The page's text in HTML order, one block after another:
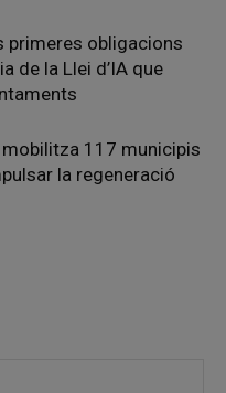
primeres obligacions
de la Llei d’IA que
mobilitza 117 municipis
la regeneració